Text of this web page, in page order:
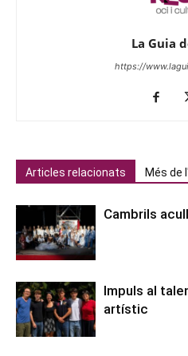
La Guia
https://
Articles relacionats Més de
Cambrils
Impuls al
artístic